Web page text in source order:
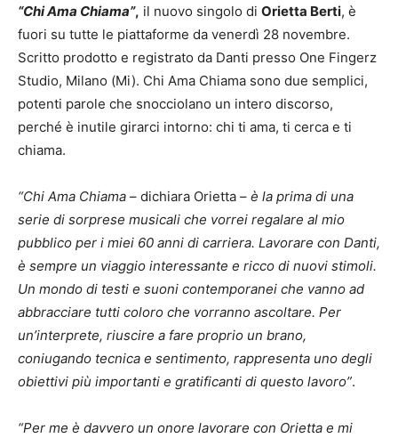
“Chi Ama Chiama”, il nuovo singolo di Orietta Berti, è
fuori su tutte le piattaforme da venerdì 28 novembre.
Scritto prodotto e registrato da Danti presso One Fingerz
Studio, Milano (Mi). Chi Ama Chiama sono due semplici,
potenti parole che snocciolano un intero discorso,
perché è inutile girarci intorno: chi ti ama, ti cerca e ti
chiama.
“Chi Ama Chiama – dichiara Orietta – è la prima di una
serie di sorprese musicali che vorrei regalare al mio
pubblico per i miei 60 anni di carriera. Lavorare con Danti,
è sempre un viaggio interessante e ricco di nuovi stimoli.
Un mondo di testi e suoni contemporanei che vanno ad
abbracciare tutti coloro che vorranno ascoltare. Per
un’interprete, riuscire a fare proprio un brano,
coniugando tecnica e sentimento, rappresenta uno degli
obiettivi più importanti e gratificanti di questo lavoro”.
“Per me è davvero un onore lavorare con Orietta e mi